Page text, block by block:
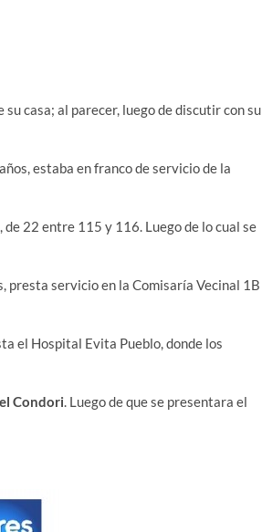
casa; al parecer, luego de discutir con su
estaba en franco de servicio de la
de 22 entre 115 y 116. Luego de lo cual se
presta servicio en la Comisaría Vecinal 1B
el Hospital Evita Pueblo, donde los
Condori. Luego de que se presentara el